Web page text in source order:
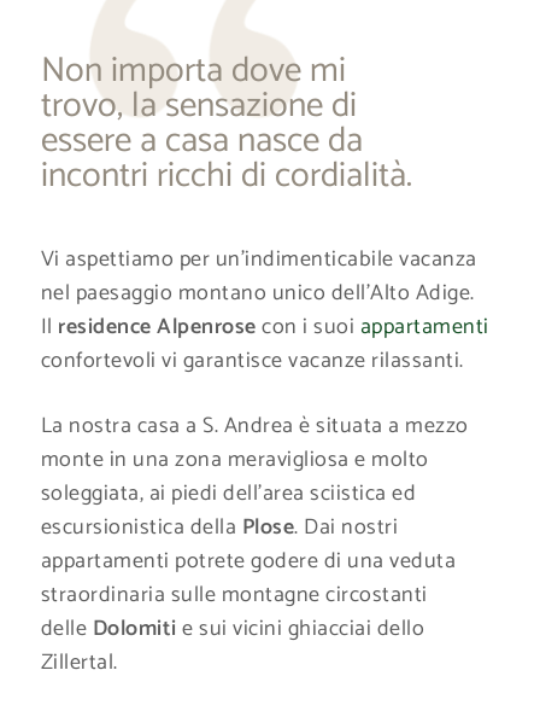
Non importa dove mi
trovo, la sensazione di
essere a casa nasce da
incontri ricchi di cordialità.
Vi aspettiamo per un’indimenticabile vacanza
nel paesaggio montano unico dell’Alto Adige.
Il residence Alpenrosecon i suoi appartamenti
confortevoli vi garantisce vacanze rilassanti.
La nostra casa a S. Andrea è situata a mezzo
monte in una zona meravigliosa e molto
soleggiata, ai piedi dell’area sciistica ed
escursionistica della Plose. Dai nostri
appartamenti potrete godere di una veduta
straordinaria sulle montagne circostanti
delle Dolomitie sui vicini ghiacciai dello
Zillertal.